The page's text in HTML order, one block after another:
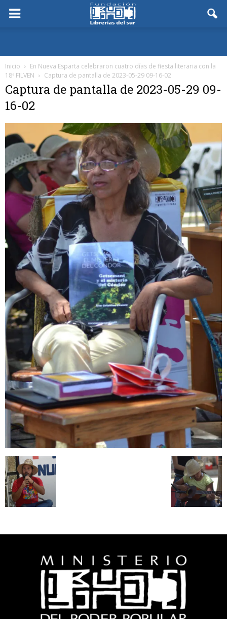
Inicio
En Nueva Esparta celebraron cuatro días de fiesta literaria con la
18ª FILVEN
Captura de pantalla de 2023-05-29 09-16-02
Captura de pantalla de 2023-05-29 09-
16-02